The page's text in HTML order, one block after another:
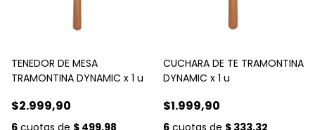
TENEDOR DE MESA
TRAMONTINA DYNAMIC x 1 u
$2.999,90
CUCHARA DE TE TRAMONTINA
DYNAMIC x 1 u
$1.999,90